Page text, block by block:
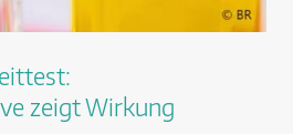
zeigt Wirkung